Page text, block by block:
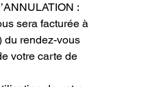
:
sera facturée à
du rendez-vous
votre carte de